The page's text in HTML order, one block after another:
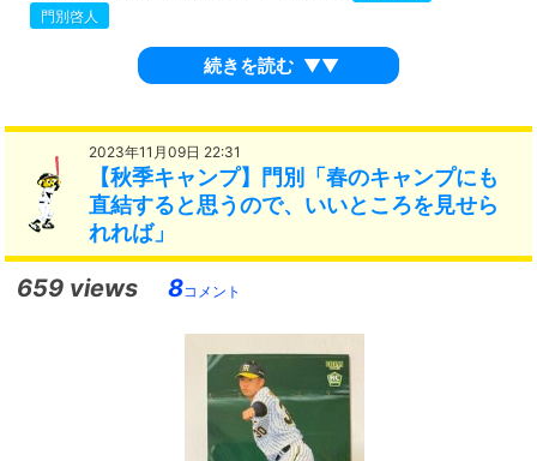
門別啓人
続きを読む ▼▼
2023年11月09日 22:31
【秋季キャンプ】門別「春のキャンプにも
直結すると思うので、いいところを見せら
れれば」
659 views 8コメント